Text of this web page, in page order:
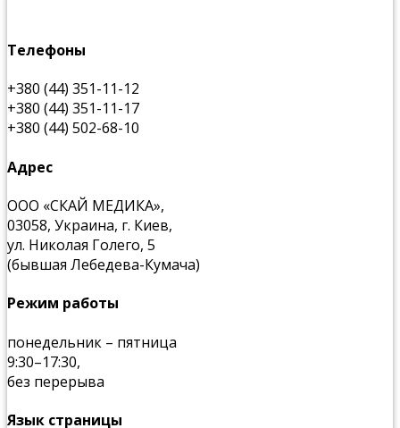
Производители
Телефоны
+380 (44) 351-11-12
+380 (44) 351-11-17
+380 (44) 502-68-10
Адрес
ООО «СКАЙ МЕДИКА»,
03058, Украина, г. Киев,
ул. Николая Голего, 5
(бывшая Лебедева-Кумача)
Режим работы
понедельник – пятница
9:30–17:30,
без перерыва
Язык страницы